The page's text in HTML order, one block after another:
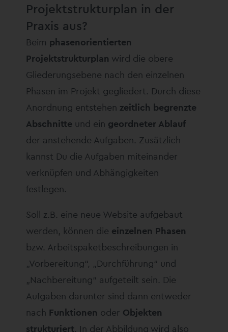
Projektstrukturplan in der
Praxis aus?
Beim phasenorientierten
Projektstrukturplan wird die obere
Gliederungsebene nach den einzelnen
Phasen im Projekt gegliedert. Durch diese
Anordnung entstehen zeitlich begrenzte
Abschnitte und ein geordneter Ablauf
der anstehende Aufgaben. Zusätzlich
kannst Du die Aufgaben miteinander
verknüpfen und Abhängigkeiten
festlegen.
Soll z.B. eine neue Website aufgebaut
werden, können die einzelnen Phasen
bzw. Arbeitspaketbeschreibungen in
„Vorbereitung“, „Durchführung“ und
„Nachbereitung“ aufgeteilt sein. Die
Aufgaben darunter sind dann entweder
nach Funktionen oder Objekten
strukturiert. In der Abbildung wird also